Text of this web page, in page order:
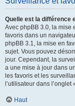
Quelle est la différence
Avec phpBB 3.0, la mise
favoris dans un
phpBB 3.1, la mise en
sujet. Vous pouvez
jour. Cependant, la
a une mise à jour dans
les favoris et les
l’utilisateur dans
Haut